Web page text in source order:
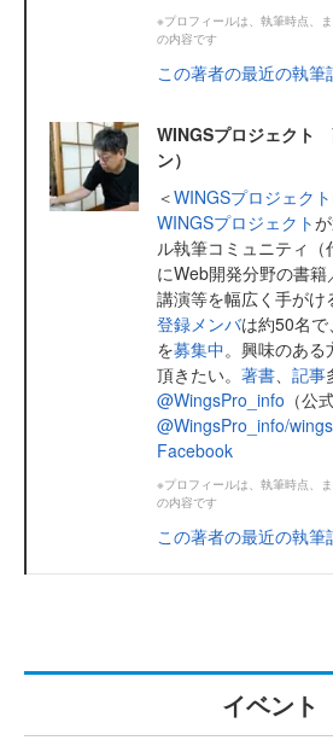
※プロフィールは、執筆時点、
の内容です
この著者の最近の執筆
WINGSプロジェクト
ン）
＜WINGSプロジェクト
WINGSプロジェクト
ル執筆コミュニティ
にWeb開発分野の書籍
講演等を幅広く手が
登録メンバは約50名
を募集中。興味のある
頂きたい。 著書 記事
@WingsPro_info （公
@WingsPro_info/wings
Facebook
※プロフィールは、執筆時点、
の内容です
この著者の最近の執筆
イベント